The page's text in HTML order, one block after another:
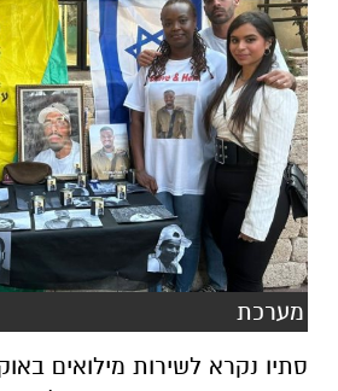
מערכת
בעקבות מתקפת הפתע של
בתוך שטח יישובי עוטף עזה.
השתחרר ממילואים, אך תוך